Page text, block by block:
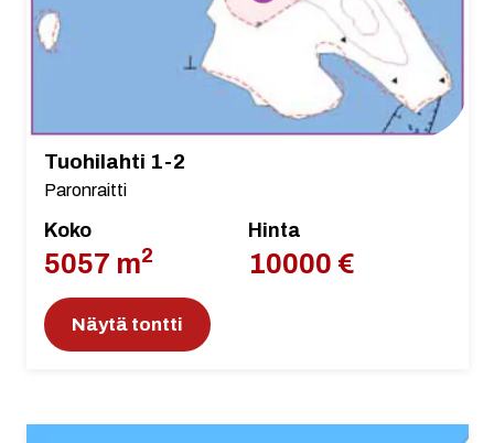
Tuohilahti 1-2
Paronraitti
Koko
5057 m2
Hinta
10000 €
Näytä tontti